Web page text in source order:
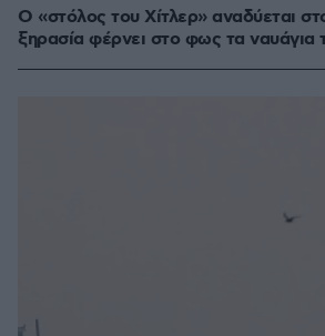
Ο «στόλος του Χίτλερ» αναδύεται
ξηρασία φέρνει στο φως τα ναυάγια